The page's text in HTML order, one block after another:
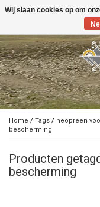
Toggle
Home / Tags / neopreen
bescherming
Producten
bescherming
Wij slaan cookies op om